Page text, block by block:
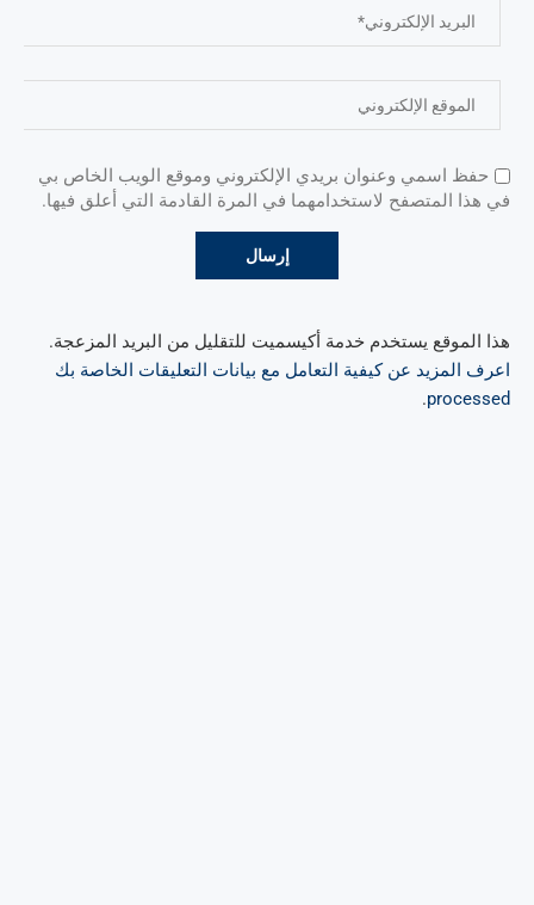
حفظ اسمي وعنوان بريدي الإلكتروني وموقع الويب الخاص بي
في هذا المتصفح لاستخدامهما في المرة القادمة التي أعلق فيها.
هذا الموقع يستخدم خدمة أكيسميت للتقليل من البريد المزعجة.
اعرف المزيد عن كيفية التعامل مع بيانات التعليقات الخاصة بك
processed
.